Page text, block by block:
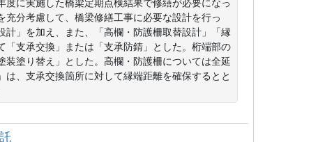
分考慮して、橋梁修繕工事に必要な設計を行っ
」を加え、また、「高欄・防護柵取替設計」「縁
支承交換」または「支承防錆」とした。桁端部の
塗り替え」とした。高欄・防護柵については全延
、支承交換箇所に対して縁端距離を確保するとと